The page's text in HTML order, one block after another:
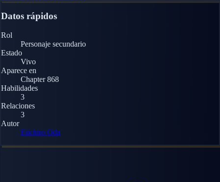
Datos rápidos
Rol
Personaje secundario
Estado
Vivo
Aparece en
Chapter 868
Habilidades
3
Relaciones
3
Autor
Eiichiro Oda